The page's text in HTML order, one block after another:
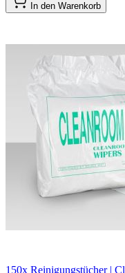
In den Warenkorb
150x Reinigungstücher |